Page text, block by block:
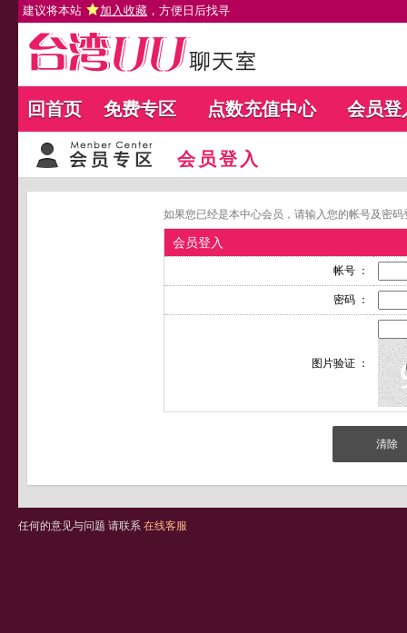
建议将本站 加入收藏 ，方便日后找寻
回首页 免费专区 点数充值中心 会员登
会员登入
如果您已经是本中心会员，请输入您的帐号及密
会员登入
帐号 ：
密码 ：
图片验证 ：
任何的意见与问题 请联系 在线客服